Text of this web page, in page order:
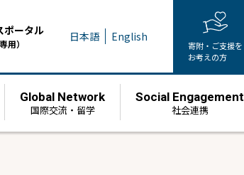
ポータル
用） 日本語 English
寄附・ご支援を
お考えの方
Global Network
国際交流・留学
Social Engagement
社会連携